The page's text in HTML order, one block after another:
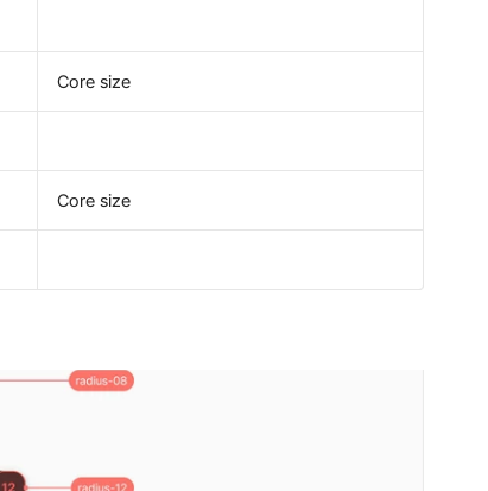
Core size
Core size